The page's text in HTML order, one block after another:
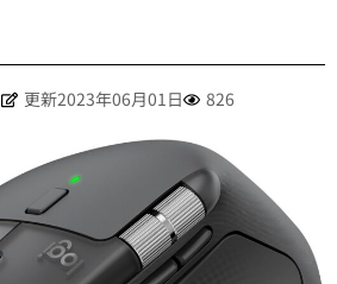
更新2023年06月01日 826